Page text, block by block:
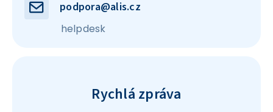
podpora@alis.cz
helpdesk
Rychlá zpráva